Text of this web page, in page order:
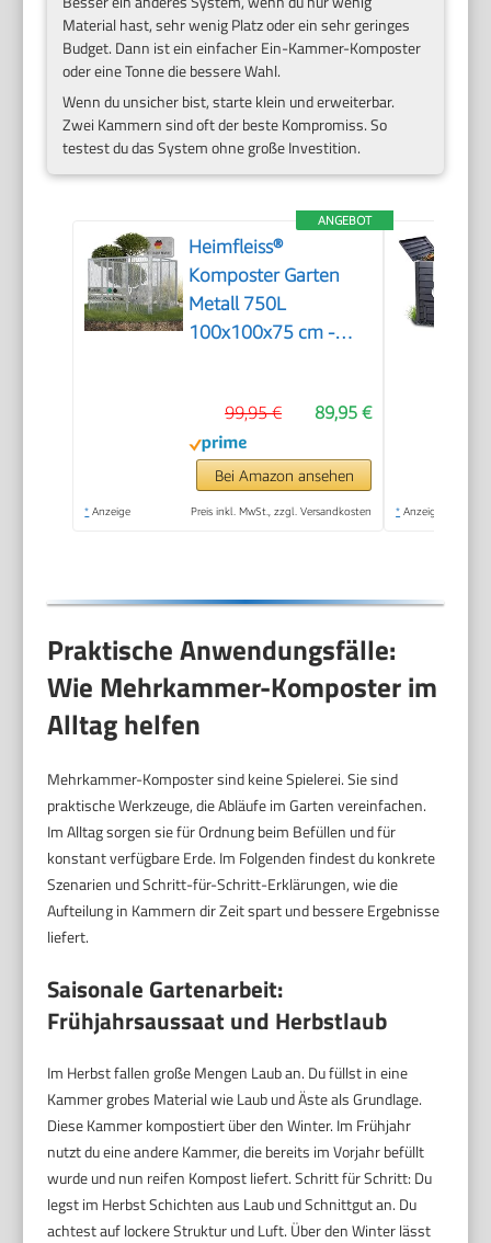
Material hast, sehr wenig Platz oder ein sehr geringes
Budget. Dann ist ein einfacher Ein-Kammer-Komposter
oder eine Tonne die bessere Wahl.
Wenn du unsicher bist, starte klein und erweiterbar.
Zwei Kammern sind oft der beste Kompromiss. So
testest du das System ohne große Investition.
ANGEBOT
Heimfleiss®
Komposter Garten
Metall 750L
100x100x75 cm -
89,95 €
99,95 €
Bei Amazon ansehen
* Anzeige Preis inkl. MwSt., zzgl. Versandkosten * Anzeige
Praktische Anwendungsfälle:
Wie Mehrkammer-Komposter im
Alltag helfen
Mehrkammer-Komposter sind keine Spielerei. Sie sind
praktische Werkzeuge, die Abläufe im Garten vereinfachen.
Im Alltag sorgen sie für Ordnung beim Befüllen und für
konstant verfügbare Erde. Im Folgenden findest du konkrete
Szenarien und Schritt-für-Schritt-Erklärungen, wie die
Aufteilung in Kammern dir Zeit spart und bessere Ergebnisse
liefert.
Saisonale Gartenarbeit:
Frühjahrsaussaat und Herbstlaub
Im Herbst fallen große Mengen Laub an. Du füllst in eine
Kammer grobes Material wie Laub und Äste als Grundlage.
Diese Kammer kompostiert über den Winter. Im Frühjahr
nutzt du eine andere Kammer, die bereits im Vorjahr befüllt
wurde und nun reifen Kompost liefert. Schritt für Schritt: Du
legst im Herbst Schichten aus Laub und Schnittgut an. Du
achtest auf lockere Struktur und Luft. Über den Winter lässt